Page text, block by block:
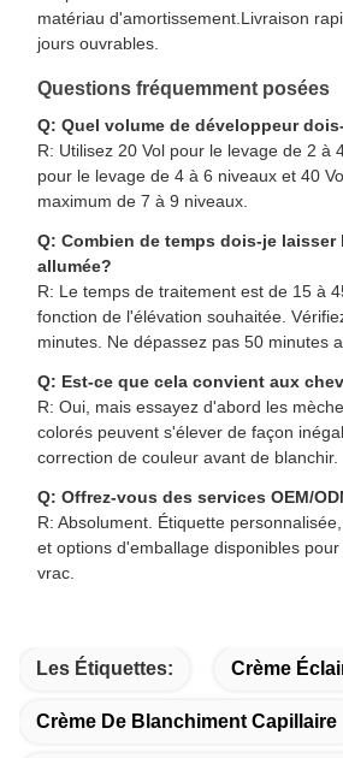
matériau d'amortissement.Livraison
jours ouvrables.
Questions fréquemment posées
Q: Quel volume de développeur
R: Utilisez 20 Vol pour le levage de 2 à
pour le levage de 4 à 6 niveaux et 40
maximum de 7 à 9 niveaux.
Q: Combien de temps dois-je laisser
allumée?
R: Le temps de traitement est de 15 à
fonction de l'élévation souhaitée.
minutes. Ne dépassez pas 50 minutes
Q: Est-ce que cela convient aux
R: Oui, mais essayez d'abord les
colorés peuvent s'élever de façon
correction de couleur avant de blanchir.
Q: Offrez-vous des services OEM/
R: Absolument. Étiquette
et options d'emballage disponibles
vrac.
Les Étiquettes: Crème
Crème De Blanchiment Capillaire